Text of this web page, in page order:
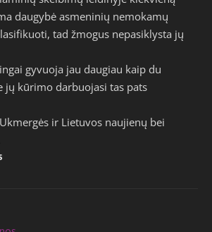
daugybė asmeninių nemokamų
tad žmogus nepasiklysta jų
gyvuoja jau daugiau kaip du
jų kūrimo darbuojasi tas pats
ir Lietuvos naujienų bei